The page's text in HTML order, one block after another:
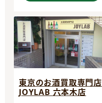
東京のお酒買取専門店
JOYLAB 六本木店